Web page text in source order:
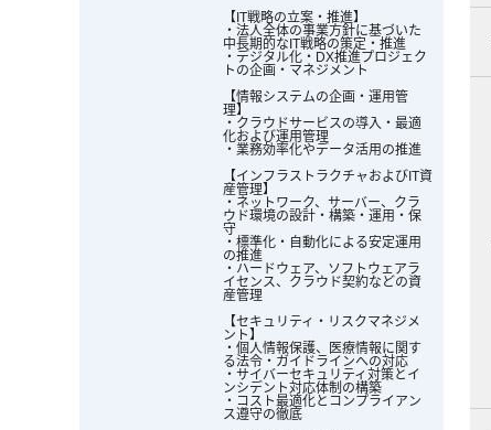
【IT戦略の立案・推進】
・法人全体の事業方針に基づいた
中長期的なIT戦略の策定・推進
・デジタル化・DX推進プロジェク
トの企画・マネジメント
【情報システムの企画・運用管
理】
・クラウドサービスの導入・最適
化および運用管理
・業務効率化やデータ活用の推進
【インフラストラクチャおよびIT資
産管理】
・ネットワーク、サーバー、クラ
ウド環境の設計・構築・運用・保
守
・標準化・自動化による安定運用
の推進
・ハードウェア、ソフトウェアラ
イセンス、クラウド契約などの資
産管理
【セキュリティ・リスクマネジメ
ント】
・個人情報保護、医療情報に関す
る法令・ガイドラインへの対応
・サイバーセキュリティ対策とイ
ンシデント対応体制の構築
・コスト最適化とコンプライアン
ス遵守の徹底